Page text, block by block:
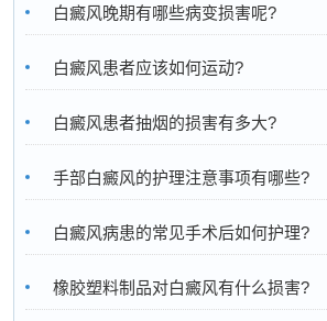
白癜风晚期有哪些病变损害呢?
白癜风患者应该如何运动?
白癜风患者抽烟的损害有多大?
手部白癜风的护理注意事项有哪些?
白癜风病患的常见手术后如何护理?
橡胶塑料制品对白癜风有什么损害?